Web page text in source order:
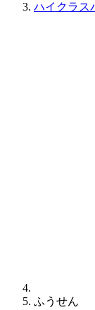
ハイクラス
ふうせん